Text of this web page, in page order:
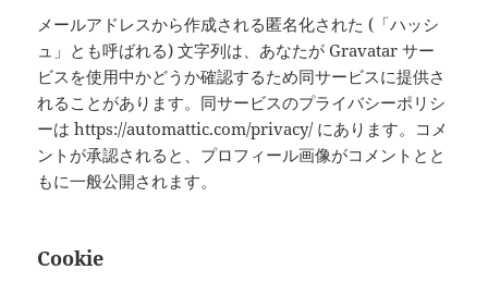
メールアドレスから作成される匿名化された (「ハッシ
ュ」とも呼ばれる) 文字列は、あなたが Gravatar サー
ビスを使用中かどうか確認するため同サービスに提供さ
れることがあります。同サービスのプライバシーポリシ
ーは https://automattic.com/privacy/ にあります。コメ
ントが承認されると、プロフィール画像がコメントとと
もに一般公開されます。
Cookie